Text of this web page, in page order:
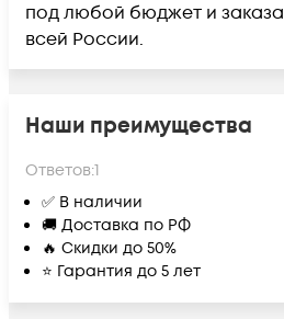
под любой бюджет и
всей России.
Наши преимущества
Ответов:1
✅ В наличии
🚚 Доставка по РФ
🔥 Скидки до 50%
⭐ Гарантия до 5 лет